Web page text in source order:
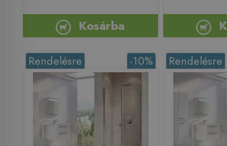
Kosárba
-10%
Rendelésre Rendelésre